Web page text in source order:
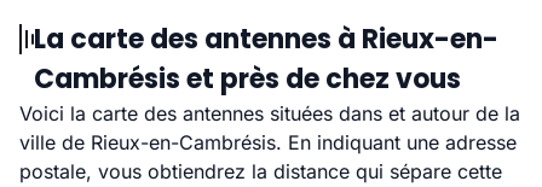
La carte des antennes à Rieux-en-
Cambrésis et près de chez vous
Voici la carte des antennes situées dans et autour de la
ville de Rieux-en-Cambrésis. En indiquant une adresse
postale, vous obtiendrez la distance qui sépare cette